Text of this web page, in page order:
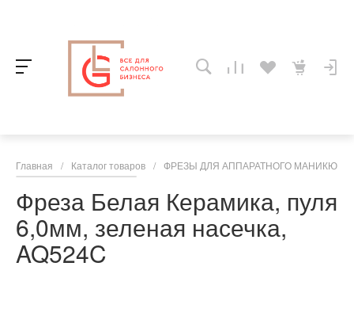
Главная / Каталог товаров / ФРЕЗЫ ДЛЯ АППАРАТНОГО
Фреза Белая Керамика, пуля
6,0мм, зеленая насечка,
AQ524C